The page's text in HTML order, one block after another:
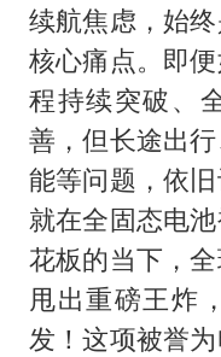
续航焦虑，始
核心痛点。即
程持续突破、
善，但长途出
能等问题，依旧
就在全固态电
花板的当下，
甩出重磅王炸
发！这项被誉